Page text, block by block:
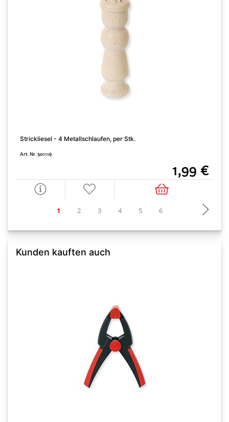
Strickliesel - 4 Metallschlaufen, per Stk.
Art. Nr. 501119
1,99 €
Kunden kauften auch